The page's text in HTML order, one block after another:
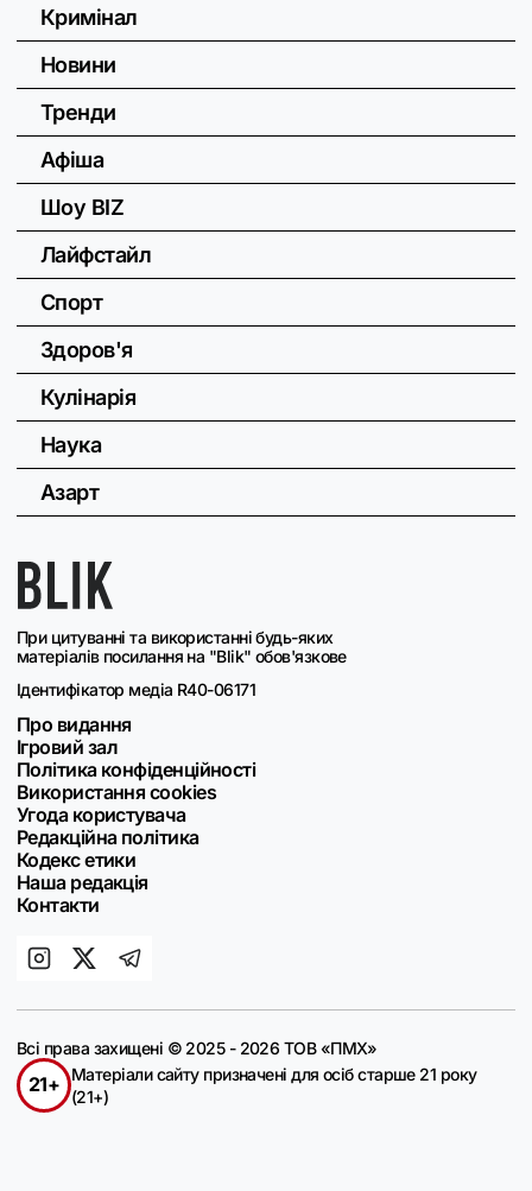
При цитуванні та використанні будь-яких
матеріалів посилання на "Blik" обов'язкове
Ідентифікатор медіа R40-06171
Про видання
Ігровий зал
Політика конфіденційності
Використання cookies
Угода користувача
Редакційна політика
Кодекс етики
Наша редакція
Контакти
Кримінал
Новини
Тренди
Афіша
Шоу BIZ
Лайфстайл
Спорт
Здоров'я
Кулінарія
Наука
Азарт
Всі права захищені © 2025 - 2026 ТОВ «ПМХ»
21+
Матеріали сайту призначені для осіб старше 21 року
(21+)